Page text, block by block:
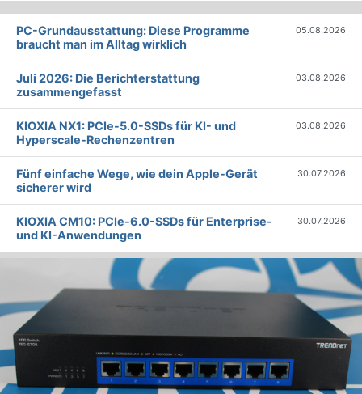
PC-Grundausstattung: Diese Programme
braucht man im Alltag wirklich
05.08.2026
Juli 2026: Die Bericht­erstattung
zusammengefasst
03.08.2026
KIOXIA NX1: PCIe-5.0-SSDs für KI- und
Hyperscale-Rechenzentren
03.08.2026
Fünf einfache Wege, wie dein Apple-Gerät
sicherer wird
30.07.2026
KIOXIA CM10: PCIe-6.0-SSDs für Enterprise-
und KI-Anwendungen
30.07.2026